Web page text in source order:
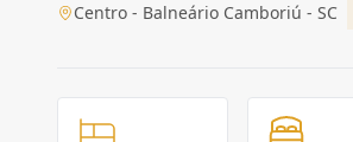
Centro - Balneário Camboriú - SC